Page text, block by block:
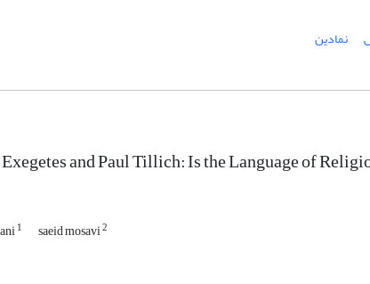
نمادین
and Paul Tillich: Is the Language of
1 saeid mosavi2